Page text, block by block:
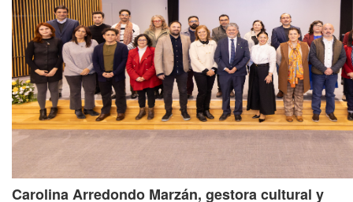
Carolina Arredondo Marzán, gestora cultural y